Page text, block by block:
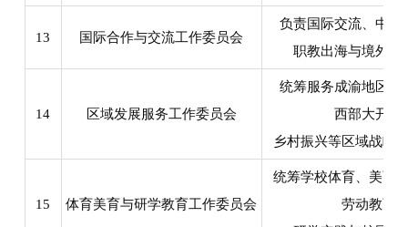
13 国际合作与交流工作委员会
负责国际交流、中外
职教出海与境外资
14 区域发展服务工作委员会
统筹服务成渝地区双
西部大开发
乡村振兴等区域战略
15 体育美育与研学教育工作委员会
统筹学校体育、美育
劳动教育